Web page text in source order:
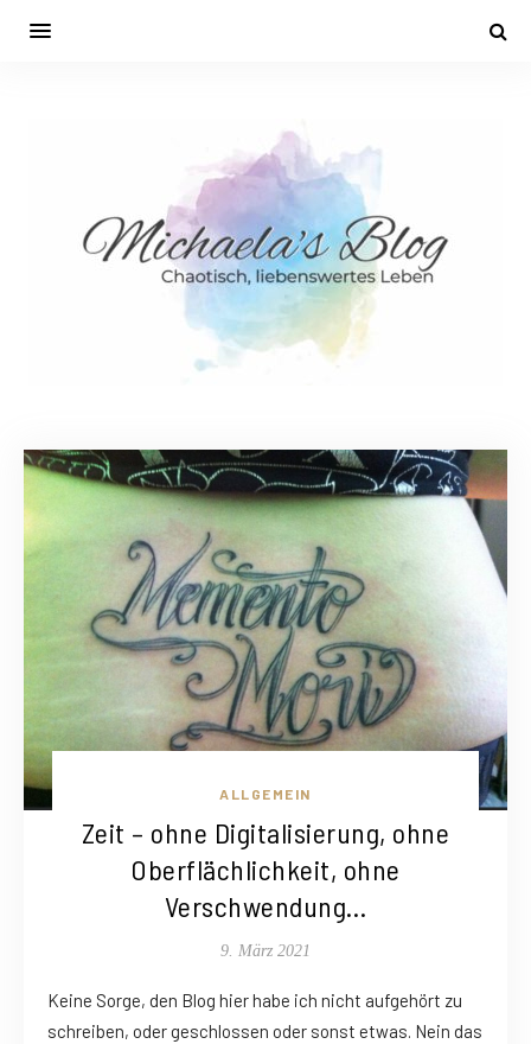
ALLGEMEIN
Zeit – ohne Digitalisierung, ohne
Oberflächlichkeit, ohne
Verschwendung…
9. März 2021
Keine Sorge, den Blog hier habe ich nicht aufgehört zu
schreiben, oder geschlossen oder sonst etwas. Nein das